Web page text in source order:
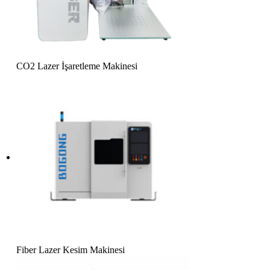
CO2 Lazer İşaretleme Makinesi
Fiber Lazer Kesim Makinesi